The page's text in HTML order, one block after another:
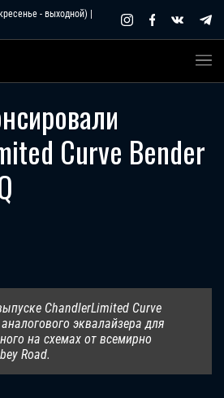
- выходной) |
Curve Bender
ChandlerLimited Curve
эквалайзера для
на схемах от всемирно
Road.